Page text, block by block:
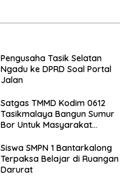
Pengusaha Tasik Selatan
Ngadu ke DPRD Soal Portal
Jalan
Satgas TMMD Kodim 0612
Tasikmalaya Bangun Sumur
Bor Untuk Masyarakat
Siswa SMPN 1 Bantarkalong
Terpaksa Belajar di Ruangan
Darurat